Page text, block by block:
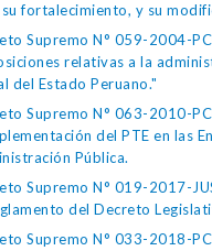
fortalecimiento, y su
Supremo N° 059-2004-
relativas a la
del Estado Peruano."
Supremo N° 063-2010-
del PTE en las
Pública.
Supremo N° 019-2017-
del Decreto
Supremo N° 033-2018-